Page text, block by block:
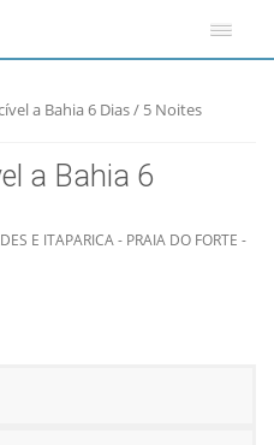
a Bahia 6 Dias / 5 Noites
a Bahia 6
E ITAPARICA - PRAIA DO FORTE -